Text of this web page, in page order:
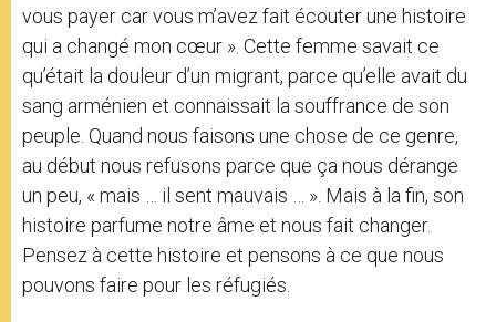
vous payer car vous m’avez fait écouter une histoire
qui a changé mon cœur ». Cette femme savait ce
qu’était la douleur d’un migrant, parce qu’elle avait du
sang arménien et connaissait la souffrance de son
peuple. Quand nous faisons une chose de ce genre,
au début nous refusons parce que ça nous dérange
un peu, « mais … il sent mauvais … ». Mais à la fin, son
histoire parfume notre âme et nous fait changer.
Pensez à cette histoire et pensons à ce que nous
pouvons faire pour les réfugiés.